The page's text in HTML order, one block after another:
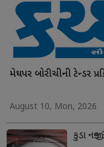
મેઘપર બોરીચીની ટેન્ડર
August 10, Mon, 2026
કુડા